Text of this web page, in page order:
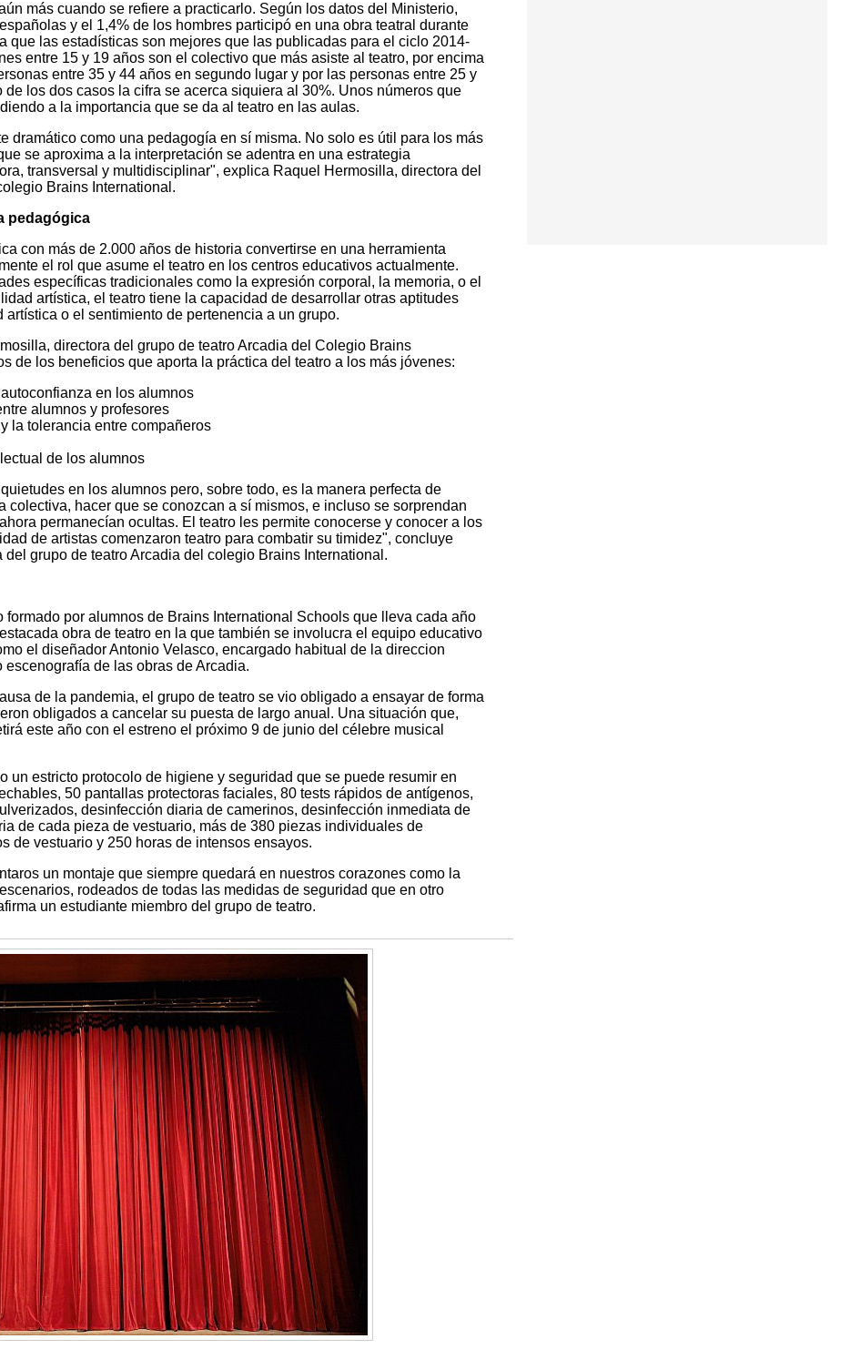
más cuando se refiere a practicarlo. Según los datos del Ministerio,
y el 1,4% de los hombres participó en una obra teatral durante
que las estadísticas son mejores que las publicadas para el ciclo 2014-
entre 15 y 19 años son el colectivo que más asiste al teatro, por encima
entre 35 y 44 años en segundo lugar y por las personas entre 25 y
los dos casos la cifra se acerca siquiera al 30%. Unos números que
a la importancia que se da al teatro en las aulas.
dramático como una pedagogía en sí misma. No solo es útil para los más
se aproxima a la interpretación se adentra en una estrategia
transversal y multidisciplinar", explica Raquel Hermosilla, directora del
Brains International.
pedagógica
con más de 2.000 años de historia convertirse en una herramienta
el rol que asume el teatro en los centros educativos actualmente.
específicas tradicionales como la expresión corporal, la memoria, o el
artística, el teatro tiene la capacidad de desarrollar otras aptitudes
o el sentimiento de pertenencia a un grupo.
directora del grupo de teatro Arcadia del Colegio Brains
de los beneficios que aporta la práctica del teatro a los más jóvenes:
en los alumnos
alumnos y profesores
la tolerancia entre compañeros
de los alumnos
en los alumnos pero, sobre todo, es la manera perfecta de
colectiva, hacer que se conozcan a sí mismos, e incluso se sorprendan
permanecían ocultas. El teatro les permite conocerse y conocer a los
de artistas comenzaron teatro para combatir su timidez", concluye
grupo de teatro Arcadia del colegio Brains International.
formado por alumnos de Brains International Schools que lleva cada año
obra de teatro en la que también se involucra el equipo educativo
el diseñador Antonio Velasco, encargado habitual de la direccion
de las obras de Arcadia.
de la pandemia, el grupo de teatro se vio obligado a ensayar de forma
obligados a cancelar su puesta de largo anual. Una situación que,
este año con el estreno el próximo 9 de junio del célebre musical
un estricto protocolo de higiene y seguridad que se puede resumir en
50 pantallas protectoras faciales, 80 tests rápidos de antígenos,
desinfección diaria de camerinos, desinfección inmediata de
de cada pieza de vestuario, más de 380 piezas individuales de
de vestuario y 250 horas de intensos ensayos.
un montaje que siempre quedará en nuestros corazones como la
rodeados de todas las medidas de seguridad que en otro
un estudiante miembro del grupo de teatro.